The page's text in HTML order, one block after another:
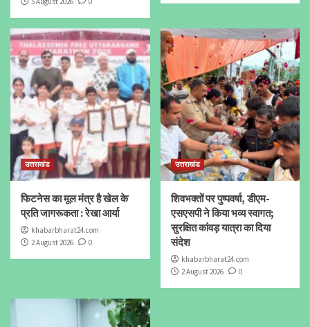
उत्तराखंड
फिटनेस का मूल मंत्र है खेल के
प्रति जागरूकता : रेखा आर्या
khabarbharat24.com
2 August 2026
0
उत्तराखंड
शिवभक्तों पर पुष्पवर्षा, डीएम-
एसएसपी ने किया भव्य स्वागत;
सुरक्षित कांवड़ यात्रा का दिया
संदेश
khabarbharat24.com
2 August 2026
0